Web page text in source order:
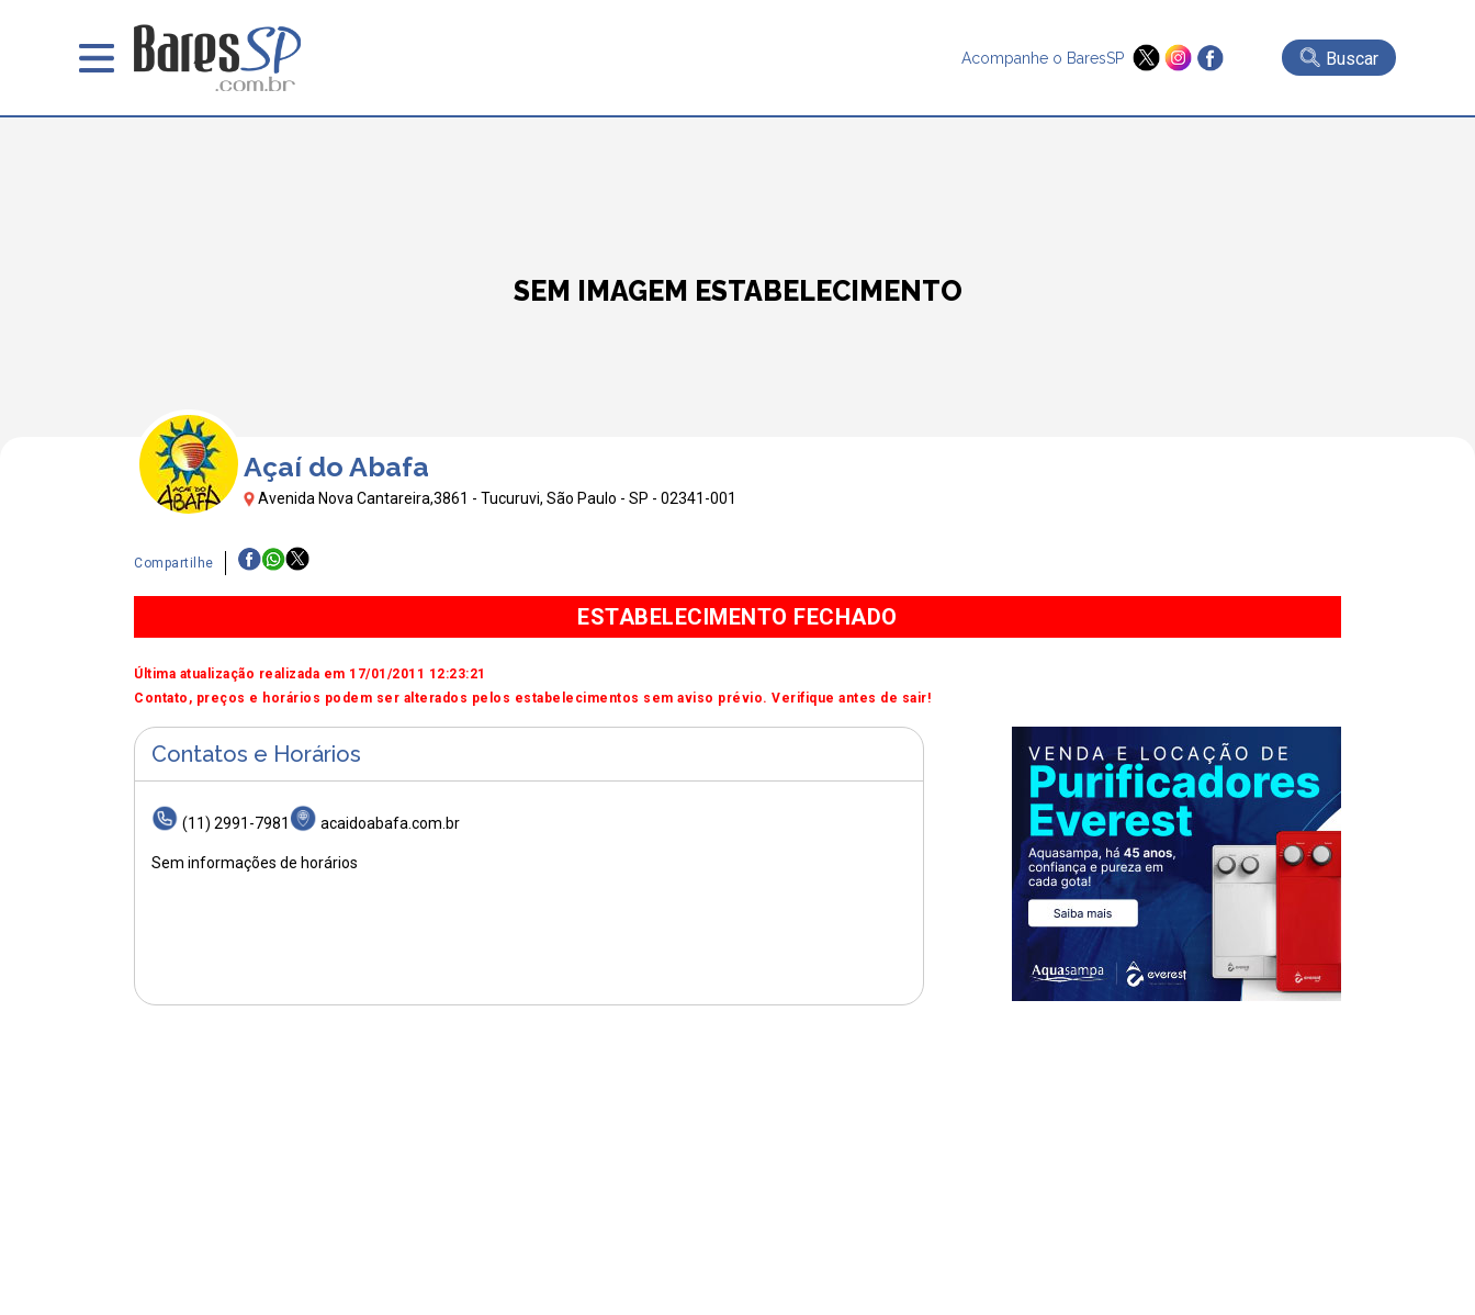
Acompanhe o BaresSP Buscar
SEM IMAGEM ESTABELECIMENTO
Açaí do Abafa
Avenida Nova Cantareira,3861 - Tucuruvi, São Paulo - SP - 02341-001
Compartilhe
ESTABELECIMENTO FECHADO
Última atualização realizada em 17/01/2011 12:23:21
Contato, preços e horários podem ser alterados pelos estabelecimentos sem aviso prévio. Verifique antes de sair!
Contatos e Horários
(11) 2991-7981 acaidoabafa.com.br
Sem informações de horários